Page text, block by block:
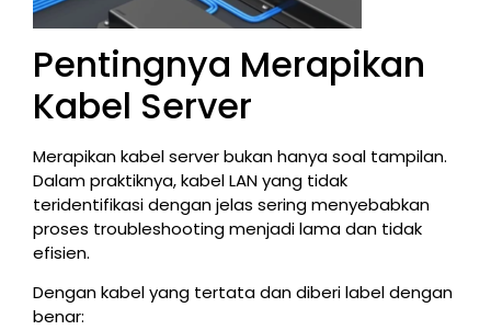
Pentingnya Merapikan
Kabel Server
Merapikan kabel server bukan hanya soal tampilan.
Dalam praktiknya, kabel LAN yang tidak
teridentifikasi dengan jelas sering menyebabkan
proses troubleshooting menjadi lama dan tidak
efisien.
Dengan kabel yang tertata dan diberi label dengan
benar: